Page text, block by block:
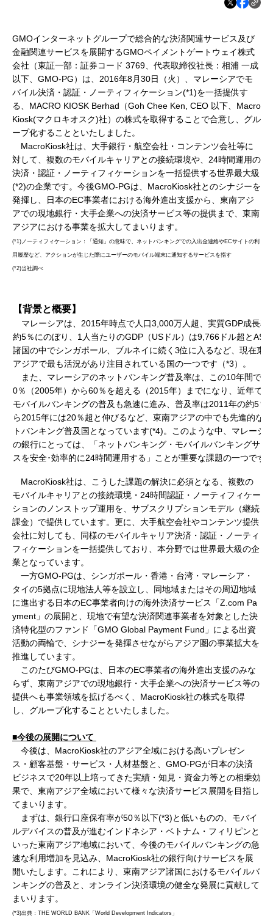
GMOインターネットグループで総合的な決済関連サービス及び
金融関連サービスを展開するGMOペイメントゲートウェイ株式
会社（東証一部：証券コード 3769、代表取締役社長：相浦 一成
以下、GMO-PG）は、2016年8月30日（火）、マレーシアでモ
バイル決済・認証・ノーティフィケーション(*1)を一括提供す
る、MACRO KIOSK Berhad（Goh Chee Ken, CEO 以下、Macro
Kiosk(マクロキオスク)社）の株式を取得することで合意し、グル
ープ化することといたしました。
MacroKiosk社は、大手銀行・航空会社・コンテンツ会社等に
対して、複数のモバイルキャリアとの接続環境や、24時間運用の
決済・認証・ノーティフィケーションを一括提供する世界最大級
(*2)の企業です。今後GMO-PGは、MacroKiosk社とのシナジーを
発揮し、日本のEC事業者における海外進出支援から、東南アジ
アでの現地銀行・大手企業への決済サービス等の提供まで、東南
アジアにおける事業を拡大してまいります。
(*1)ノーティフィケーション：「通知」の意味で、ネットバンキングでの入出金連絡やECサイトの利
用履歴など、アクションが生じた際にユーザーのモバイル端末に通知するサービスを指す
(*2)当社調べ
【背景と概要】
マレーシアは、2015年時点で人口3,000万人超、実質GDP成長率
約5％にのぼり、1人当たりのGDP（USドル）は9,766ドル超と
諸国の中でシンガポール、ブルネイに続く3位に入るなど、現在東南
アジアで最も活況があり注目されている国の一つです（*3）。
また、マレーシアのネットバンキング普及率は、この10年間で約
0％（2005年）から60％を超える（2015年）までになり、近年では
モバイルバンキングの普及も急速に進み、普及率は2011年の約5％
ら2015年には20％超と伸びるなど、東南アジアの中でも先進的な
トバンキング普及国となっています(*4)。このような中、マレーシ
の銀行にとっては、「ネットバンキング・モバイルバンキングサー
スを安全･効率的に24時間運用する」ことが重要な課題の一つです
MacroKiosk社は、こうした課題の解決に必須となる、複数の
モバイルキャリアとの接続環境・24時間認証・ノーティフィケー
ションのノンストップ運用を、サブスクリプションモデル（継続
課金）で提供しています。更に、大手航空会社やコンテンツ提供
会社に対しても、同様のモバイルキャリア決済・認証・ノーティ
フィケーションを一括提供しており、本分野では世界最大級の企
業となっています。
一方GMO-PGは、シンガポール・香港・台湾・マレーシア・
タイの5拠点に現地法人等を設立し、同地域またはその周辺地域
に進出する日本のEC事業者向けの海外決済サービス「Z.com Pa
yment」の展開と、現地で有望な決済関連事業者を対象とした決
済特化型のファンド「GMO Global Payment Fund」による出資
活動の両輪で、シナジーを発揮させながらアジア圏の事業拡大を
推進しています。
このたびGMO-PGは、日本のEC事業者の海外進出支援のみな
らず、東南アジアでの現地銀行・大手企業への決済サービス等の
提供へも事業領域を拡げるべく、MacroKiosk社の株式を取得
し、グループ化することといたしました。
■今後の展開について
今後は、MacroKiosk社のアジア全域における高いプレゼン
ス・顧客基盤・サービス・人材基盤と、GMO-PGが日本の決済
ビジネスで20年以上培ってきた実績・知見・資金力等との相乗効
果で、東南アジア全域において様々な決済サービス展開を目指し
てまいります。
まずは、銀行口座保有率が50％以下(*3)と低いものの、モバイ
ルデバイスの普及が進むインドネシア・ベトナム・フィリピンと
いった東南アジア地域において、今後のモバイルバンキングの急
速な利用増加を見込み、MacroKiosk社の銀行向けサービスを展
開いたします。これにより、東南アジア諸国におけるモバイルバ
ンキングの普及と、オンライン決済環境の健全な発展に貢献して
まいります。
(*3)出典：THE WORLD BANK「World Development Indicators」